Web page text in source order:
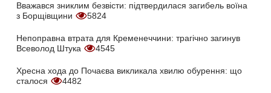
Вважався зниклим безвісти: підтвердилася загибель воїна
з Борщівщини
5824
Непоправна втрата для Кременеччини: трагічно загинув
Всеволод Штука
4545
Хресна хода до Почаєва викликала хвилю обурення: що
сталося
4482